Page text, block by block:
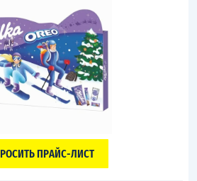
ПРАЙС-ЛИСТ